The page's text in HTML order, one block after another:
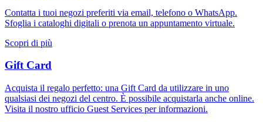
Contatta i tuoi negozi preferiti via email, telefono o WhatsApp.
Sfoglia i cataloghi digitali o prenota un appuntamento virtuale.
Scopri di più
Gift Card
Acquista il regalo perfetto: una Gift Card da utilizzare in uno
qualsiasi dei negozi del centro. È possibile acquistarla anche online.
Visita il nostro ufficio Guest Services per informazioni.